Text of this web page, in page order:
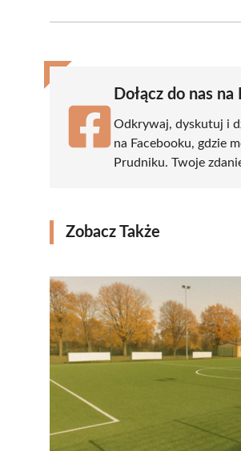
(Twitter)
Dołącz do nas
Odkrywaj, dyskutuj i
na Facebooku, gdzie
Prudniku. Twoje
Zobacz Także